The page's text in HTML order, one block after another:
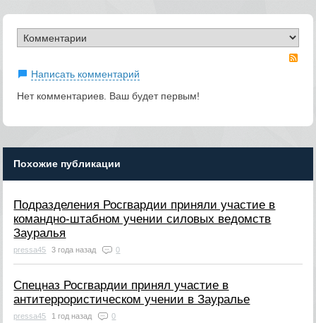
Написать комментарий
Нет комментариев. Ваш будет первым!
Похожие публикации
Подразделения Росгвардии приняли участие в
командно-штабном учении силовых ведомств
Зауралья
pressa45 3 года назад 0
Спецназ Росгвардии принял участие в
антитеррористическом учении в Зауралье
pressa45 1 год назад 0